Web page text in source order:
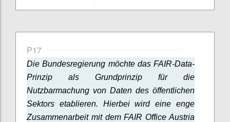
P17
Die Bundesregierung möchte das FAIR-Data-
Prinzip als Grundprinzip für die
Nutzbarmachung von Daten des öffentlichen
Sektors etablieren. Hierbei wird eine enge
Zusammenarbeit mit dem FAIR Office Austria